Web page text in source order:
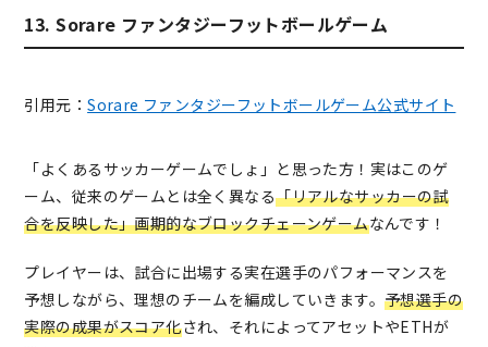
13. Sorare ファンタジーフットボールゲーム
引用元：Sorare ファンタジーフットボールゲーム公式サイト
「よくあるサッカーゲームでしょ」と思った方！実はこのゲ
ーム、従来のゲームとは全く異なる「リアルなサッカーの試
合を反映した」画期的なブロックチェーンゲームなんです！
プレイヤーは、試合に出場する実在選手のパフォーマンスを
予想しながら、理想のチームを編成していきます。予想選手の
実際の成果がスコア化され、それによってアセットやETHが